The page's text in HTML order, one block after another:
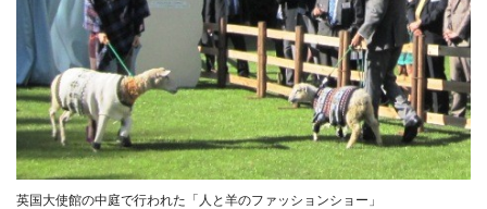
英国大使館の中庭で行われた「人と羊のファッションショー」